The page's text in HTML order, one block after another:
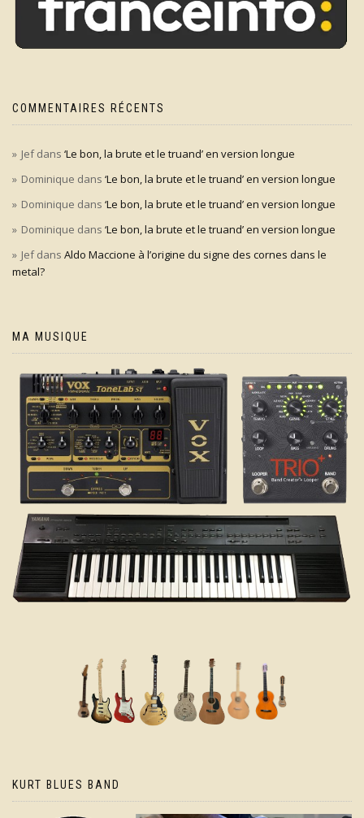
COMMENTAIRES RÉCENTS
Jefdans ‘Le bon, la brute et le truand’ en version longue
Dominique dans ‘Le bon, la brute et le truand’ en version longue
Dominique dans ‘Le bon, la brute et le truand’ en version longue
Dominique dans ‘Le bon, la brute et le truand’ en version longue
Jefdans Aldo Maccione à l’origine du signe des cornes dans le
metal?
MA MUSIQUE
KURT BLUES BAND